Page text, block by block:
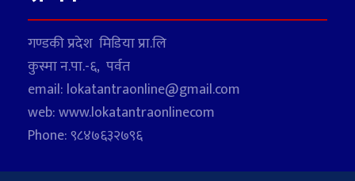
गण्डकी प्रदेश मिडिया प्रा.लि
कुस्मा न.पा.-६, पर्वत
email: lokatantraonline@gmail.com
web: www.lokatantraonlinecom
Phone: ९८४७६३२७९६